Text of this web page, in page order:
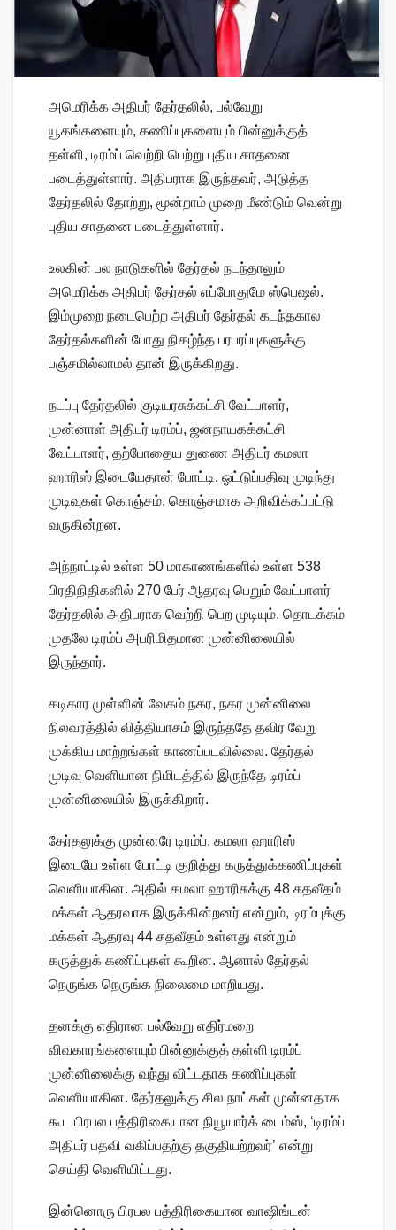
அமெரிக்க அதிபர் தேர்தலில், பல்வேறு
யூகங்களையும், கணிப்புகளையும் பின்னுக்குத்
தள்ளி, டிரம்ப் வெற்றி பெற்று புதிய சாதனை
படைத்துள்ளார். அதிபராக இருந்தவர், அடுத்த
தேர்தலில் தோற்று, மூன்றாம் முறை மீண்டும் வென்று
புதிய சாதனை படைத்துள்ளார்.
உலகின் பல நாடுகளில் தேர்தல் நடந்தாலும்
அமெரிக்க அதிபர் தேர்தல் எப்போதுமே ஸ்பெஷல்.
இம்முறை நடைபெற்ற அதிபர் தேர்தல் கடந்தகால
தேர்தல்களின் போது நிகழ்ந்த பரபரப்புகளுக்கு
பஞ்சமில்லாமல் தான் இருக்கிறது.
நடப்பு தேர்தலில் குடியரசுக்கட்சி வேட்பாளர்,
முன்னாள் அதிபர் டிரம்ப், ஜனநாயகக்கட்சி
வேட்பாளர், தற்போதைய துணை அதிபர் கமலா
ஹாரிஸ் இடையேதான் போட்டி. ஓட்டுப்பதிவு முடிந்து
முடிவுகள் கொஞ்சம், கொஞ்சமாக அறிவிக்கப்பட்டு
வருகின்றன.
அந்நாட்டில் உள்ள 50 மாகாணங்களில் உள்ள 538
பிரதிநிதிகளில் 270 பேர் ஆதரவு பெறும் வேட்பாளர்
தேர்தலில் அதிபராக வெற்றி பெற முடியும். தொடக்கம்
முதலே டிரம்ப் அபரிமிதமான முன்னிலையில்
இருந்தார்.
கடிகார முள்ளின் வேகம் நகர, நகர முன்னிலை
நிலவரத்தில் வித்தியாசம் இருந்ததே தவிர வேறு
முக்கிய மாற்றங்கள் காணப்படவில்லை. தேர்தல்
முடிவு வெளியான நிமிடத்தில் இருந்தே டிரம்ப்
முன்னிலையில் இருக்கிறார்.
தேர்தலுக்கு முன்னரே டிரம்ப், கமலா ஹாரிஸ்
இடையே உள்ள போட்டி குறித்து கருத்துக்கணிப்புகள்
வெளியாகின. அதில் கமலா ஹாரிசுக்கு 48 சதவீதம்
மக்கள் ஆதரவாக இருக்கின்றனர் என்றும், டிரம்புக்கு
மக்கள் ஆதரவு 44 சதவீதம் உள்ளது என்றும்
கருத்துக் கணிப்புகள் கூறின. ஆனால் தேர்தல்
நெருங்க நெருங்க நிலைமை மாறியது.
தனக்கு எதிரான பல்வேறு எதிர்மறை
விவகாரங்களையும் பின்னுக்குத் தள்ளி டிரம்ப்
முன்னிலைக்கு வந்து விட்டதாக கணிப்புகள்
வெளியாகின. தேர்தலுக்கு சில நாட்கள் முன்னதாக
கூட பிரபல பத்திரிகையான நியூயார்க் டைம்ஸ், ‘டிரம்ப்
அதிபர் பதவி வகிப்பதற்கு தகுதியற்றவர்’ என்று
செய்தி வெளியிட்டது.
இன்னொரு பிரபல பத்திரிகையான வாஷிங்டன்